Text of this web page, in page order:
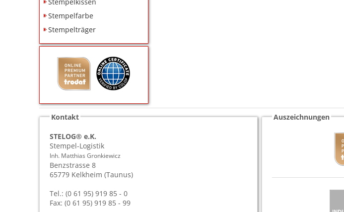
Stempelfarbe
Stempelträger
Kontakt
STELOG® e.K.
Stempel-Logistik
Inh. Matthias Gronkiewicz
Benzstrasse 8
65779 Kelkheim (Taunus)
Tel.: (0 61 95) 919 85 - 0
Fax: (0 61 95) 919 85 - 99
Auszeichnungen